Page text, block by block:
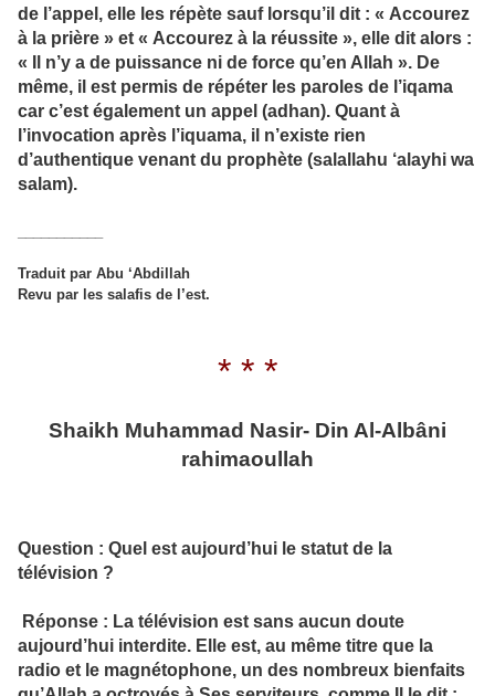
de l’appel, elle les répète sauf lorsqu’il dit : « Accourez
à la prière » et « Accourez à la réussite », elle dit alors :
« Il n’y a de puissance ni de force qu’en Allah ». De
même, il est permis de répéter les paroles de l’iqama
car c’est également un appel (adhan). Quant à
l’invocation après l’iquama, il n’existe rien
d’authentique venant du prophète (salallahu ‘alayhi wa
salam).
Traduit par Abu ‘Abdillah
Revu par les salafis de l’est.
* * *
Shaikh Muhammad Nasir- Din Al-Albâni
rahimaoullah
Question : Quel est aujourd’hui le statut de la
télévision ?
Réponse : La télévision est sans aucun doute
aujourd’hui interdite. Elle est, au même titre que la
radio et le magnétophone, un des nombreux bienfaits